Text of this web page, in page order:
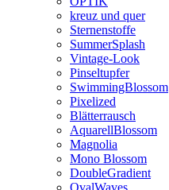
kreuz und quer
Sternenstoffe
SummerSplash
Vintage-Look
Pinseltupfer
SwimmingBlossom
Pixelized
Blätterrausch
AquarellBlossom
Magnolia
Mono Blossom
DoubleGradient
OvalWaves